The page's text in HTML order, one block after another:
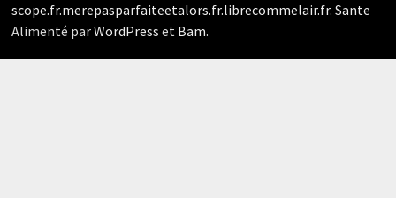
scope.fr.merepasparfaiteetalors.fr.librecommelair.fr.Sante
Alimenté parWordPress et Bam.